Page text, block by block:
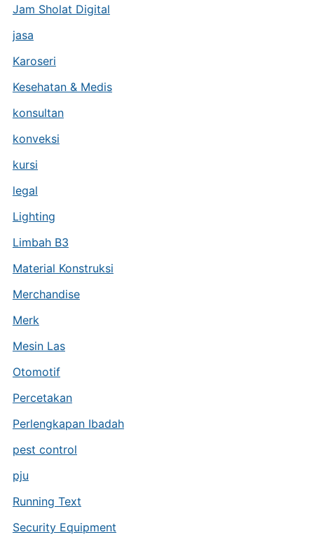
Jam Sholat Digital
jasa
Karoseri
Kesehatan & Medis
konsultan
konveksi
kursi
legal
Lighting
Limbah B3
Material Konstruksi
Merchandise
Merk
Mesin Las
Otomotif
Percetakan
Perlengkapan Ibadah
pest control
pju
Running Text
Security Equipment